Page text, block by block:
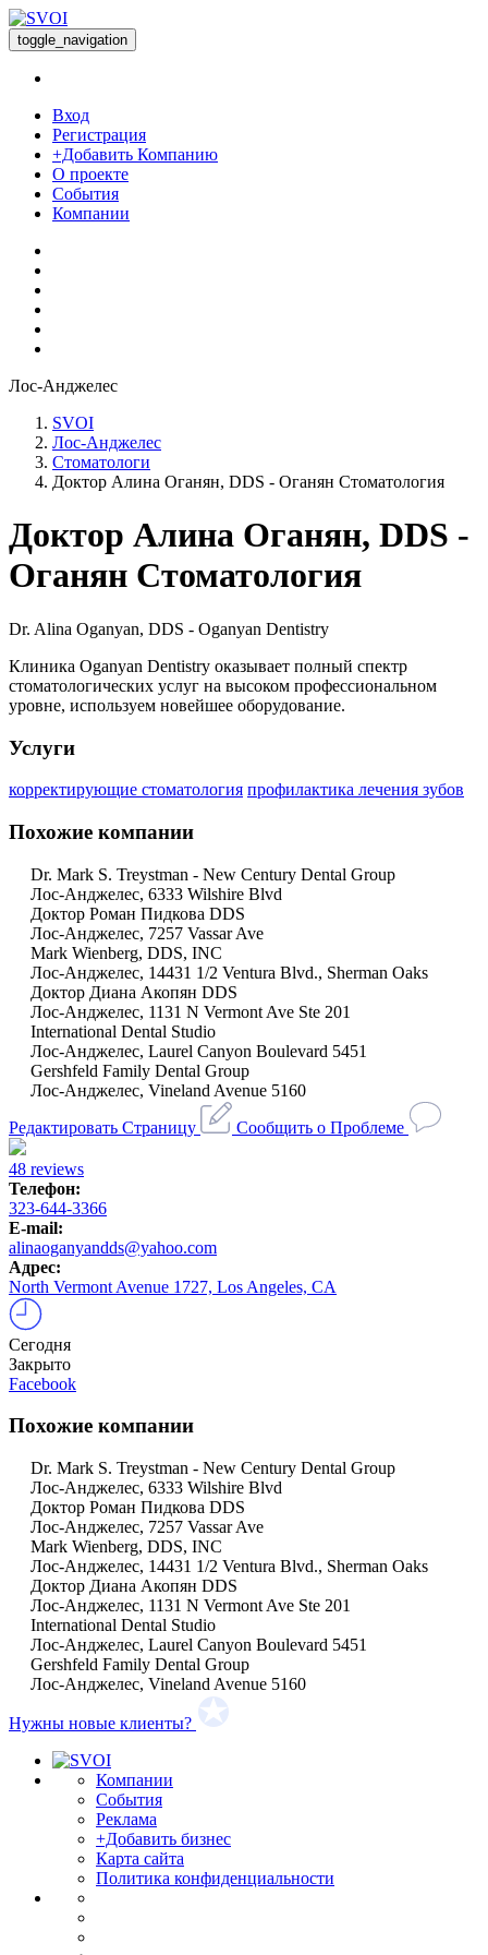
toggle_navigation
Вход
Регистрация
+Добавить Компанию
О проекте
События
Компании
Лос-Анджелес
SVOI
Лос-Анджелес
Стоматологи
Доктор Алина Оганян, DDS - Оганян Стоматология
Доктор Алина Оганян, DDS -
Оганян Стоматология
Dr. Alina Oganyan, DDS - Oganyan Dentistry
Клиника Oganyan Dentistry оказывает полный спектр
стоматологических услуг на высоком профессиональном
уровне, используем новейшее оборудование.
Услуги
корректирующие стоматология профилактика лечения зубов
Похожие компании
Dr. Mark S. Treystman - New Century Dental Group
Лос-Анджелес, 6333 Wilshire Blvd
Доктор Роман Пидкова DDS
Лос-Анджелес, 7257 Vassar Ave
Mark Wienberg, DDS, INC
Лос-Анджелес, 14431 1/2 Ventura Blvd., Sherman Oaks
Доктор Диана Акопян DDS
Лос-Анджелес, 1131 N Vermont Ave Ste 201
International Dental Studio
Лос-Анджелес, Laurel Canyon Boulevard 5451
Gershfeld Family Dental Group
Лос-Анджелес, Vineland Avenue 5160
Редактировать Страницу
Сообщить о Проблеме
48 reviews
Телефон:
323-644-3366
E-mail:
alinaoganyandds@yahoo.com
Адрес:
North Vermont Avenue 1727, Los Angeles, CA
Сегодня
Закрыто
Facebook
Похожие компании
Dr. Mark S. Treystman - New Century Dental Group
Лос-Анджелес, 6333 Wilshire Blvd
Доктор Роман Пидкова DDS
Лос-Анджелес, 7257 Vassar Ave
Mark Wienberg, DDS, INC
Лос-Анджелес, 14431 1/2 Ventura Blvd., Sherman Oaks
Доктор Диана Акопян DDS
Лос-Анджелес, 1131 N Vermont Ave Ste 201
International Dental Studio
Лос-Анджелес, Laurel Canyon Boulevard 5451
Gershfeld Family Dental Group
Лос-Анджелес, Vineland Avenue 5160
Нужны новые клиенты?
Компании
События
Реклама
+Добавить бизнес
Карта сайта
Политика конфиденциальности